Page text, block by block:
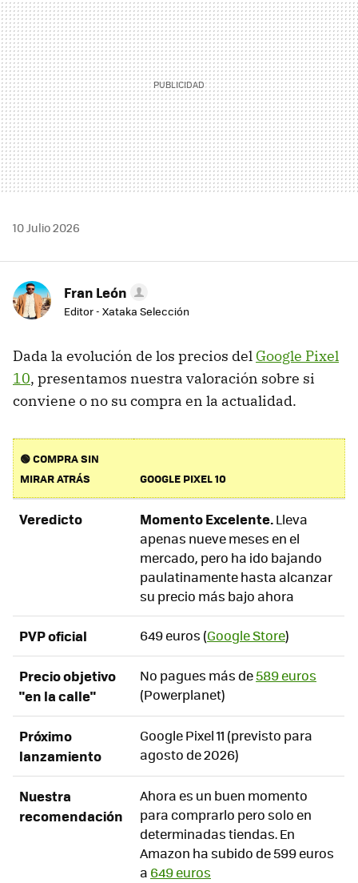
10 Julio 2026
Fran León
Editor - Xataka Selección
Dada la evolución de los precios del Google Pixel
10, presentamos nuestra valoración sobre si
conviene o no su compra en la actualidad.
🟢 COMPRA SIN
MIRAR ATRÁS
GOOGLE PIXEL 10
Veredicto Momento Excelente.Lleva
apenas nueve meses en el
mercado, pero ha ido bajando
paulatinamente hasta alcanzar
su precio más bajo ahora
PVP oficial 649 euros (Google Store)
Precio objetivo
"en la calle"
No pagues más de589euros
(Powerplanet)
Próximo
lanzamiento
Google Pixel 11 (previsto para
agosto de 2026)
Nuestra
recomendación
Ahora es un buen momento
para comprarlo pero solo en
determinadas tiendas. En
Amazon ha subido de 599 euros
a 649 euros